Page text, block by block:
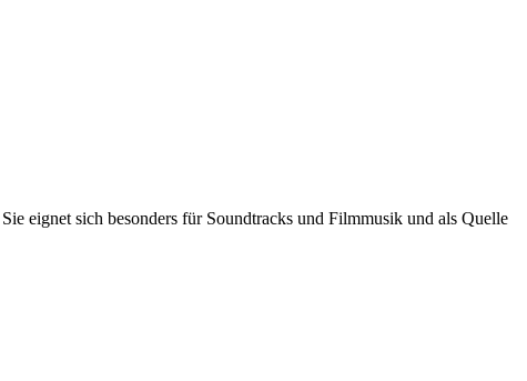
eignet sich besonders für Soundtracks und Filmmusik und als Quelle